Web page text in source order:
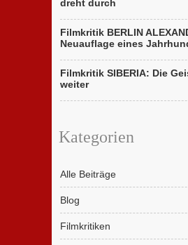
dreht durch
Filmkritik BERLIN
Neuauflage eines
Filmkritik SIBERIA: Die
weiter
Kategorien
Alle Beiträge
Blog
Filmkritiken